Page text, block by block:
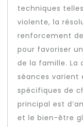
techniques
violente, la
renforcement
pour favoriser
de la famille. La
séances varient
spécifiques de
principal est
et le bien-être